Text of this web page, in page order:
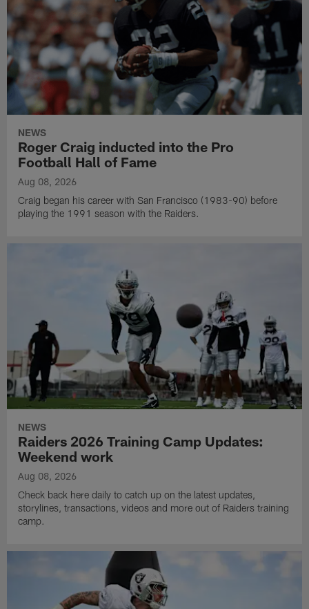
NEWS
Roger Craig inducted into the Pro
Football Hall of Fame
Aug 08, 2026
Craig began his career with San Francisco (1983-90) before
playing the 1991 season with the Raiders.
NEWS
Raiders 2026 Training Camp Updates:
Weekend work
Aug 08, 2026
Check back here daily to catch up on the latest updates,
storylines, transactions, videos and more out of Raiders training
camp.